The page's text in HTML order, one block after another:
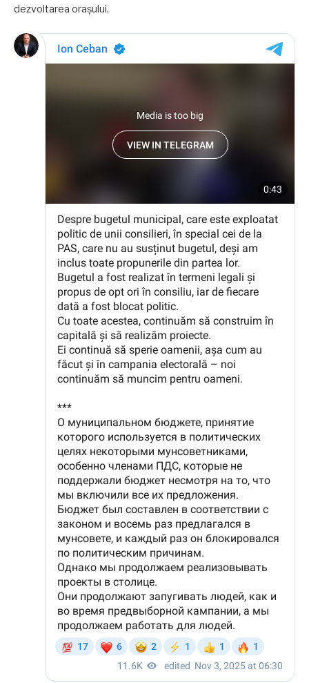
dezvoltarea orașului.